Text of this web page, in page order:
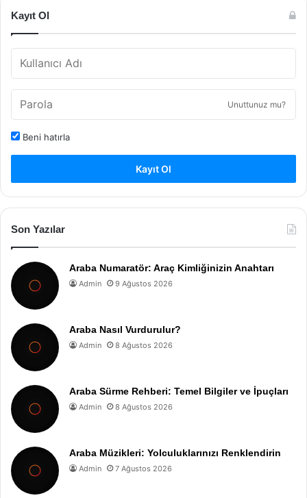
Kayıt Ol
Unuttunuz mu?
Beni hatırla
Kayıt Ol
Son Yazılar
Araba Numaratör: Araç Kimliğinizin Anahtarı
Admin 9 Ağustos 2026
Araba Nasıl Vurdurulur?
Admin 8 Ağustos 2026
Araba Sürme Rehberi: Temel Bilgiler ve İpuçları
Admin 8 Ağustos 2026
Araba Müzikleri: Yolculuklarınızı Renklendirin
Admin 7 Ağustos 2026